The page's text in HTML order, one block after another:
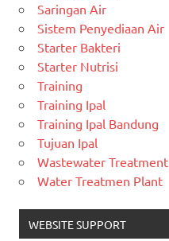
Saringan Air
Sistem Penyediaan Air
Starter Bakteri
Starter Nutrisi
Training
Training Ipal
Training Ipal Bandung
Tujuan Ipal
Wastewater Treatment
Water Treatmen Plant
WEBSITE SUPPORT